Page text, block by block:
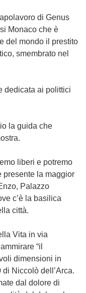
di Genus
Monaco che è
del mondo il prestito
smembrato nel
dedicata ai polittici
la guida che
liberi e potremo
presente la maggior
Palazzo
c’è la basilica
città.
Vita in via
ammirare“il
dimensioni in
di Niccolò dell’Arca.
dal dolore di